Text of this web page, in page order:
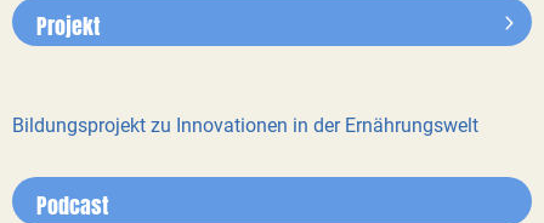
Projekt
Bildungsprojekt zu Innovationen in der Ernährungswelt
Podcast